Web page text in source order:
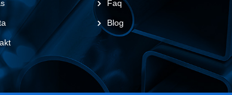
Faq
Blog